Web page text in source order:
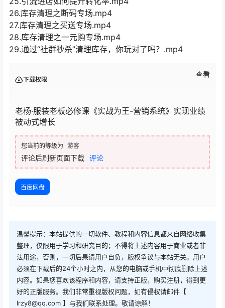
26.库存清理之断码专场.mp4
27.库存清理之买送专场.mp4
28.库存清理之一元购专场.mp4
29.通过“社群秒杀”清理库存，你玩对了吗？.mp4
下载权限
查看
老杨·服装老板必修课《实战为王-营销系统》实现业绩
被动式增长
您当前的等级为 游客
评论后刷新页面下载 评论
百度网盘
温馨提示：本站提供的一切软件、教程和内容信息都来自网络收集
整理，仅限用于学习和研究目的；不得将上述内容用于商业或者非
法用途，否则，一切后果请用户自负，版权争议与本站无关。用户
必须在下载后的24个小时之内，从您的电脑或手机中彻底删除上述
内容。如果您喜欢该程序和内容，请支持正版，购买注册，得到更
好的正版服务。我们非常重视版权问题，如有侵权请邮件【
lrzy8@qq.com 】与我们联系处理。敬请谅解！